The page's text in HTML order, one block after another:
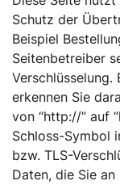
Schutz der
Beispiel
Seitenbetreiber
Verschlüsselung.
erkennen Sie
von “http://” auf
Schloss-Symbol
bzw. TLS-
Daten, die Sie